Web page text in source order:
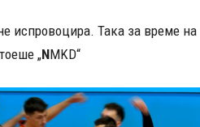
испровоцира. Така за време на
„NMKD“